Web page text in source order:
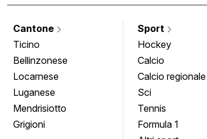
Cantone
Ticino
Bellinzonese
Locarnese
Luganese
Mendrisiotto
Grigioni
Sport
Hockey
Calcio
Calcio regionale
Sci
Tennis
Formula 1